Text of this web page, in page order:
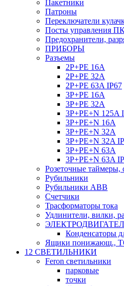
Пакетники
Патроны
Переключатели
Посты управления
Предохранители,
ПРИБОРЫ
Разъемы
2P+PE 16A
2P+PE 32A
2P+PE 63A IP67
3P+PE 16A
3P+PE 32A
3P+PE+N 125A
3P+PE+N 16A
3P+PE+N 32A
3P+PE+N 32A
3P+PE+N 63A
3P+PE+N 63A
Розеточные таймеры,
Рубильники
Рубильники ABB
Счетчики
Трасформаторы тока
Удлинители, вилки,
Конденсаторы
Ящики понижающ.,
12 СВЕТИЛЬНИКИ
Feron светильники
парковые
точки